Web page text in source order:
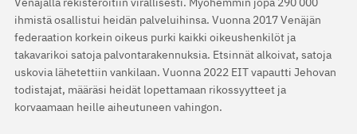
ihmistä osallistui heidän palveluihinsa. Vuonna 2017 Venäjän
federaation korkein oikeus purki kaikki oikeushenkilöt ja
takavarikoi satoja palvontarakennuksia. Etsinnät alkoivat, satoja
uskovia lähetettiin vankilaan. Vuonna 2022 EIT vapautti Jehovan
todistajat, määräsi heidät lopettamaan rikossyytteet ja
korvaamaan heille aiheutuneen vahingon.